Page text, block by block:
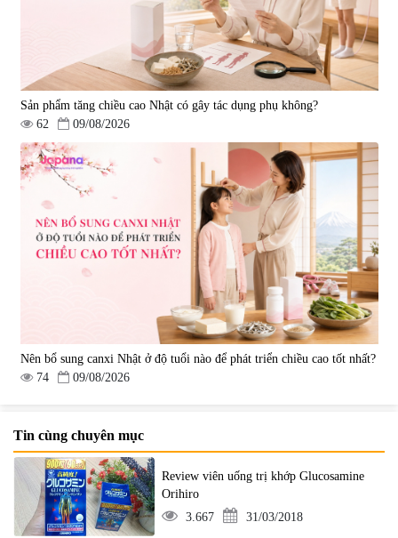
Sản phẩm tăng chiều cao Nhật có gây tác dụng phụ không?
62
09/08/2026
Nên bổ sung canxi Nhật ở độ tuổi nào để phát triển chiều cao tốt nhất?
74
09/08/2026
Tin cùng chuyên mục
Review viên uống trị khớp Glucosamine
Orihiro
3.667
31/03/2018